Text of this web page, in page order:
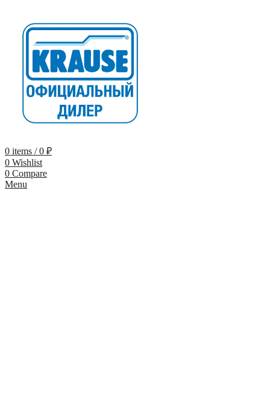
0 items / 0 ₽
0 Wishlist
0 Compare
Menu